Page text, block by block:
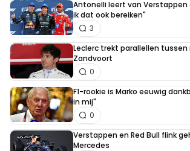
Antonelli leert van Verstappen
ik dat ook bereiken"
3
Leclerc trekt parallellen tussen
Zandvoort
0
F1-rookie is Marko eeuwig
in mij"
0
Verstappen en Red Bull flink
Mercedes